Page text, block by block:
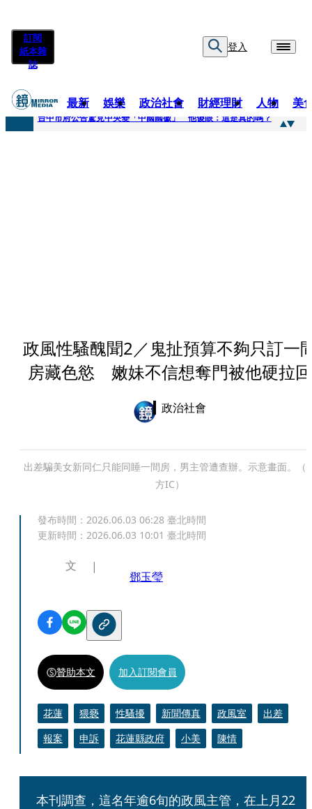
訂閱
紙本雜
誌
登入
最新 娛樂 政治社會 財經理財 人物 美
快訊
台中市府公告驚見中央變「中國國徽」 他傻眼：這是真的嗎？
政風性騷醜聞2／鬼扯預算不夠只訂一
房藏色慾 嫩妹不信想奪門被他硬拉回
政治社會
出差騙美女新同仁只能同睡一間房，男主管遭查辦。示意畫面。（
方IC）
發布時間： 2026.06.03 06:28 臺北時間
更新時間： 2026.06.03 10:01 臺北時間
文
鄧玉瑩
贊助本文 加入訂閱會員
花蓮 猥褻 性騷擾 新聞傳真 政風室
出差
報案
申訴 花蓮縣政府 小美 陳情
本刊調查，這名年逾6旬的政風主管，在上月22